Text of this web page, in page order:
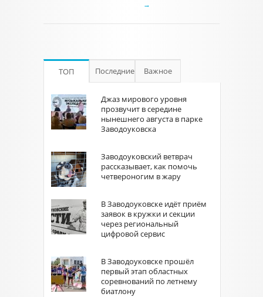
→
ТОП Последние Важное
Джаз мирового уровня
прозвучит в середине
нынешнего августа в парке
Заводоуковска
Заводоуковский ветврач
рассказывает, как помочь
четвероногим в жару
В Заводоуковске идёт приём
заявок в кружки и секции
через региональный
цифровой сервис
В Заводоуковске прошёл
первый этап областных
соревнований по летнему
биатлону